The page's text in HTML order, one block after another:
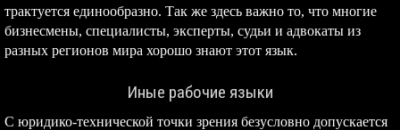
трактуется единообразно. Так же здесь важно то, что многие
бизнесмены, специалисты, эксперты, судьи и адвокаты из
разных регионов мира хорошо знают этот язык.
Иные рабочие языки
С юридико-технической точки зрения безусловно допускается